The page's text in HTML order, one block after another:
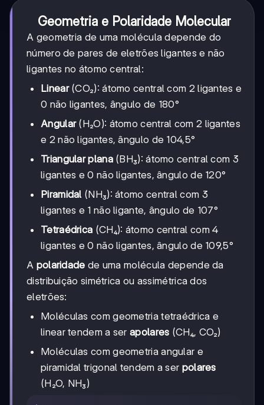
Geometria e Polaridade Molecular
A geometria de uma molécula depende do
número de pares de eletrões ligantes e não
ligantes no átomo central:
Linear(CO₂): átomo central com 2 ligantes e
0 não ligantes, ângulo de 180°
Angular(H₂O): átomo central com 2 ligantes
e 2 não ligantes, ângulo de 104,5°
Triangular plana(BH₃): átomo central com 3
ligantes e 0 não ligantes, ângulo de 120°
Piramidal (NH₃): átomo central com 3
ligantes e 1 não ligante, ângulo de 107°
Tetraédrica (CH₄): átomo central com 4
ligantes e 0 não ligantes, ângulo de 109,5°
A polaridade de uma molécula depende da
distribuição simétrica ou assimétrica dos
eletrões:
Moléculas com geometria tetraédrica e
linear tendem a serapolares (CH₄, CO₂)
Moléculas com geometria angular e
piramidal trigonal tendem a ser polares
(H₂O, NH₃)